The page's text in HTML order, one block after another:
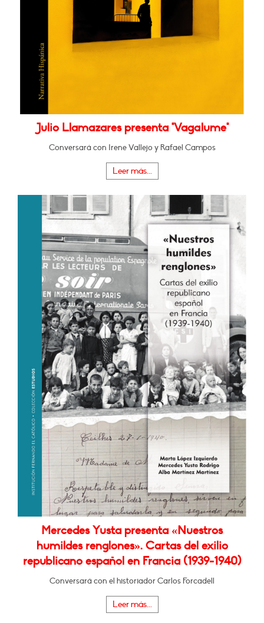
Julio Llamazares presenta "Vagalume"
Conversará con Irene Vallejo y Rafael Campos
Leer más...
Mercedes Yusta presenta «Nuestros
humildes renglones». Cartas del exilio
republicano español en Francia (1939-1940)
Conversará con el historiador Carlos Forcadell
Leer más...